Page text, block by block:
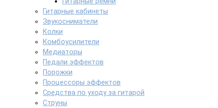
Гитарные кабинеты
Звукосниматели
Колки
Комбоусилители
Медиаторы
Педали эффектов
Порожки
Процессоры эффектов
Средства по уходу за гитарой
Струны